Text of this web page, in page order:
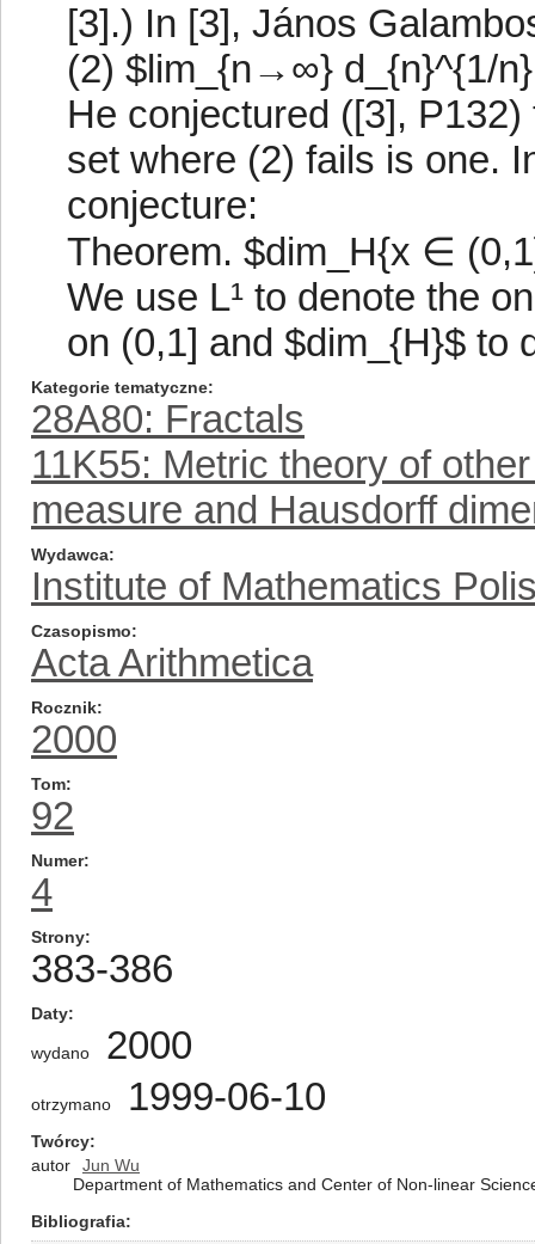
[3].) In [3], János
(2) $lim_{n→∞} d_{n}^{1/
He conjectured ([3],
set where (2) fails is one.
conjecture:
Theorem. $dim_H{x ∈
We use L¹ to denote the
on (0,1] and $dim_{H}$ to
Kategorie tematyczne
28A80: Fractals
11K55: Metric theory of
measure and Hausdorff
Wydawca
Institute of Mathematics
Czasopismo
Acta Arithmetica
Rocznik
2000
Tom
92
Numer
4
Strony
383-386
Daty
wydano 2000
otrzymano 1999-06-10
Twórcy
autor
Jun Wu
Department of Mathematics and Center of Non-linear
Bibliografia